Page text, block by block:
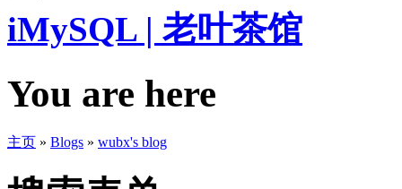
iMySQL | 老叶茶馆
You are here
主页 » Blogs » wubx's blog